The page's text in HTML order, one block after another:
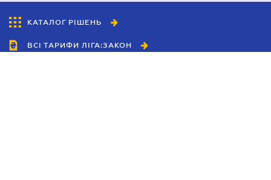
КАТАЛОГ РІШЕНЬ
ВСІ ТАРИФИ ЛІГА:ЗАКОН